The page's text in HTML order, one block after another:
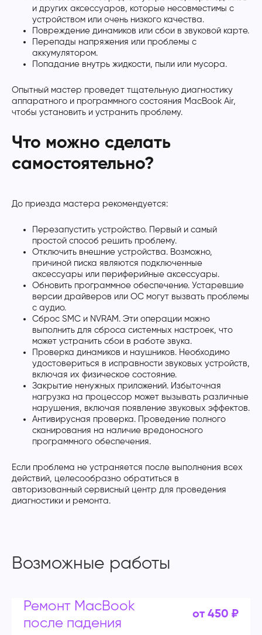
и других аксессуаров, которые несовместимы с
устройством или очень низкого качества.
Повреждение динамиков или сбои в звуковой карте.
Перепады напряжения или проблемы с
аккумулятором.
Попадание внутрь жидкости, пыли или мусора.
Опытный мастер проведет тщательную диагностику
аппаратного и программного состояния MacBook Air,
чтобы установить и устранить проблему.
Что можно сделать
самостоятельно?
До приезда мастера рекомендуется:
Перезапустить устройство. Первый и самый
простой способ решить проблему.
Отключить внешние устройства. Возможно,
причиной писка являются подключенные
аксессуары или периферийные аксессуары.
Обновить программное обеспечение. Устаревшие
версии драйверов или ОС могут вызвать проблемы
с аудио.
Сброс SMC и NVRAM. Эти операции можно
выполнить для сброса системных настроек, что
может устранить сбои в работе звука.
Проверка динамиков и наушников. Необходимо
удостовериться в исправности звуковых устройств,
включая их физическое состояние.
Закрытие ненужных приложений. Избыточная
нагрузка на процессор может вызывать различные
нарушения, включая появление звуковых эффектов.
Антивирусная проверка. Проведение полного
сканирования на наличие вредоносного
программного обеспечения.
Если проблема не устраняется после выполнения всех
действий, целесообразно обратиться в
авторизованный сервисный центр для проведения
диагностики и ремонта.
Возможные работы
Ремонт MacBook
после падения
от 450 ₽